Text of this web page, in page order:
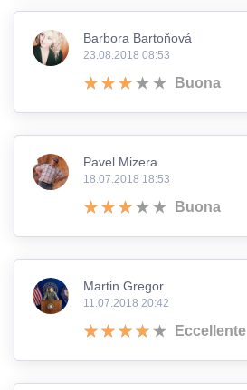
Barbora Bartoňová
23.08.2018 08:53
Buona
Pavel Mizera
18.07.2018 18:53
Buona
Martin Gregor
11.07.2018 20:42
Eccellente